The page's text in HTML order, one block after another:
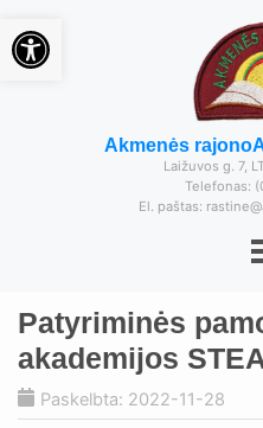
Akmenės rajono
Laižuvos g. 7,
Telefonas:
El. paštas:
Patyriminės
akademijos
Paskelbta: 2022-11-28
Open toolbar